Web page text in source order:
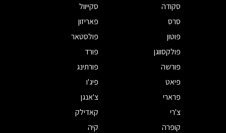
סקודה
סקייוול
סרס
פאריזון
פוטון
פולסטאר
פולקסווגן
פורד
פורשה
פורתינג
פיאט
פיג'ו
פרארי
צ'אנגן
צ'רי
קאדילק
קופרה
קיה